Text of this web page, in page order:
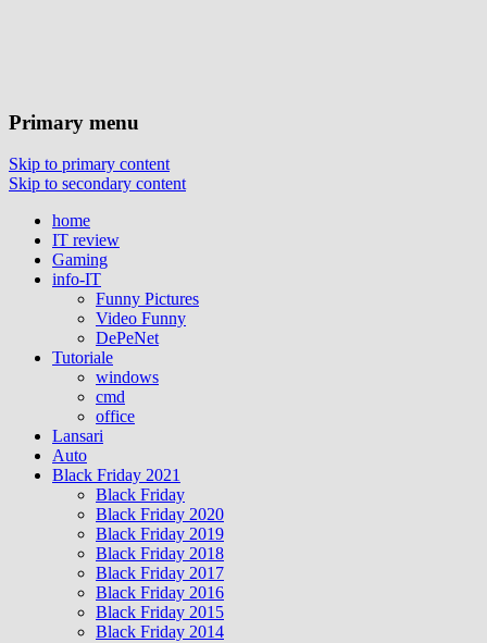
Primary menu
Skip to primary content
Skip to secondary content
home
IT review
Gaming
info-IT
Funny Pictures
Video Funny
DePeNet
Tutoriale
windows
cmd
office
Lansari
Auto
Black Friday 2021
Black Friday
Black Friday 2020
Black Friday 2019
Black Friday 2018
Black Friday 2017
Black Friday 2016
Black Friday 2015
Black Friday 2014